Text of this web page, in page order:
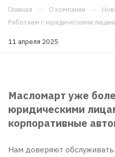
Главная — О компании —
Работаем с юридическими
11 апреля 2025
Масломарт уже
юридическими
корпоративные
Нам доверяют